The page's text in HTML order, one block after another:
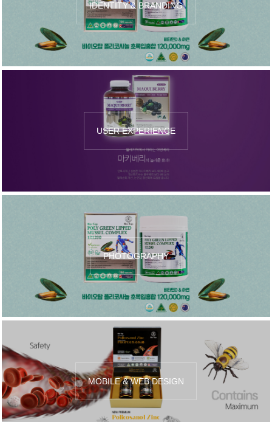
IDENTITY & BRANDING
USER EXPERIENCE
PHOTOGRAPHY
MOBILE & WEB DESIGN